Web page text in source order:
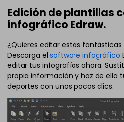
Edición de plantillas
infográfico Edraw.
¿Quieres editar estas fantásticas
Descarga el software infográfico
editar tus infografías ahora.
propia información y haz de ella
deportes con unos pocos clics.